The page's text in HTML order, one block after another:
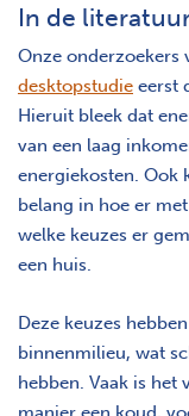
In de
Onze onderzoekers
desktopstudie eerst
Hieruit bleek dat
van een laag
energiekosten. Ook
belang in hoe er
welke keuzes er
een huis.
Deze keuzes
binnenmilieu, wat
hebben. Vaak is